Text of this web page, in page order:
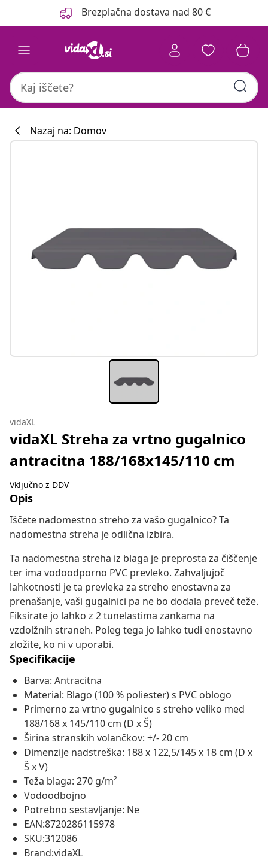
Brezplačna dostava nad 80 €
Nazaj na: Domov
vidaXL
vidaXL Streha za vrtno gugalnico
antracitna 188/168x145/110 cm
Vključno z DDV
Opis
Iščete nadomestno streho za vašo gugalnico? Ta
nadomestna streha je odlična izbira.
Ta nadomestna streha iz blaga je preprosta za čiščenje
ter ima vodoodporno PVC prevleko. Zahvaljujoč
lahkotnosti je ta prevleka za streho enostavna za
prenašanje, vaši gugalnici pa ne bo dodala preveč teže.
Fiksirate jo lahko z 2 tunelastima zankama na
vzdolžnih straneh. Poleg tega jo lahko tudi enostavno
zložite, ko ni v uporabi.
Specifikacije
Barva: Antracitna
Material: Blago (100 % poliester) s PVC oblogo
Primerno za vrtno gugalnico s streho veliko med
188/168 x 145/110 cm (D x Š)
Širina stranskih volančkov: +/- 20 cm
Dimenzije nadstreška: 188 x 122,5/145 x 18 cm (D x
Š x V)
Teža blaga: 270 g/m²
Vodoodbojno
Potrebno sestavljanje: Ne
EAN:8720286115978
SKU:312086
Brand:vidaXL